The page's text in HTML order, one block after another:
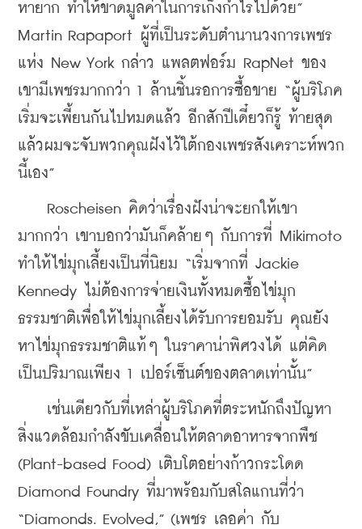
หายาก ทำให้ขาดมูลค่าในการเก็งกำไรไปด้วย”
Martin Rapaport ผู้ที่เป็นระดับตำนานวงการเพชร
แห่ง New York กล่าว แพลตฟอร์ม RapNet ของ
เขามีเพชรมากกว่า 1 ล้านชิ้นรอการซื้อขาย “ผู้บริโภค
เริ่มจะเพี้ยนกันไปหมดแล้ว อีกสักปีเดี๋ยวก็รู้ ท้ายสุด
แล้วผมจะจับพวกคุณฝังไว้ใต้กองเพชรสังเคราะห์พวก
นี้เอง”
Roscheisen คิดว่าเรื่องฝังน่าจะยกให้เขา
มากกว่า เขาบอกว่ามันก็คล้ายๆ กับการที่ Mikimoto
ทำให้ไข่มุกเลี้ยงเป็นที่นิยม “เริ่มจากที่ Jackie
Kennedy ไม่ต้องการจ่ายเงินทั้งหมดซื้อไข่มุก
ธรรมชาติเพื่อให้ไข่มุกเลี้ยงได้รับการยอมรับ คุณยัง
หาไข่มุกธรรมชาติแท้ๆ ในราคาน่าพิศวงได้ แต่คิด
เป็นปริมาณเพียง 1 เปอร์เซ็นต์ของตลาดเท่านั้น”
เช่นเดียวกับที่เหล่าผู้บริโภคที่ตระหนักถึงปัญหา
สิ่งแวดล้อมกำลังขับเคลื่อนให้ตลาดอาหารจากพืช
(Plant-based Food) เติบโตอย่างก้าวกระโดด
Diamond Foundry ที่มาพร้อมกับสโลแกนที่ว่า
“Diamonds. Evolved,” (เพชร เลอค่า กับ